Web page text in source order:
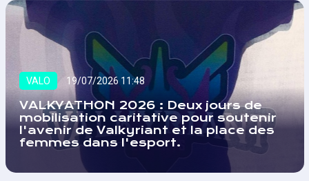
VALO 19/07/2026 11:48
VALKYATHON 2026 : Deux jours de
mobilisation caritative pour soutenir
l'avenir de Valkyriant et la place des
femmes dans l'esport.